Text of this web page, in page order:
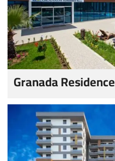
Granada Residence